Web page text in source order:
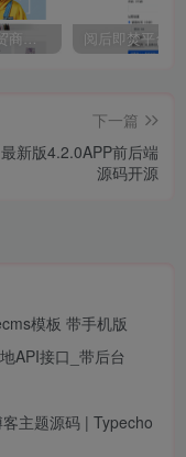
mishop大米外贸商城系统133种语言版本
下一篇
新版4.2.0APP前后端
源码开源
模板 带手机版
API接口_带后台
主题源码 | Typecho